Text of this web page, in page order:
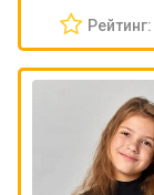
Рейтинг: